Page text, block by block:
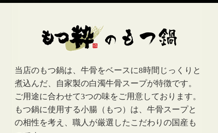
当店のもつ鍋は、牛骨をベースに8時間じっくりと
煮込んだ、自家製の白濁牛骨スープが特徴です。
ご用途に合わせて3つの味をご用意しております。
もつ鍋に使用する小腸（もつ）は、牛骨スープと
の相性を考え、職人が厳選したこだわりの国産も